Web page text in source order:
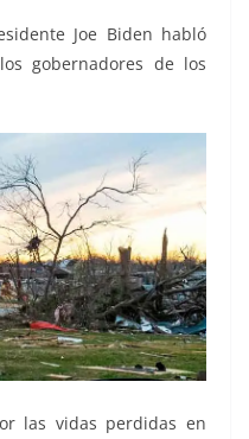
Joe Biden habló
gobernadores de los
las vidas perdidas en